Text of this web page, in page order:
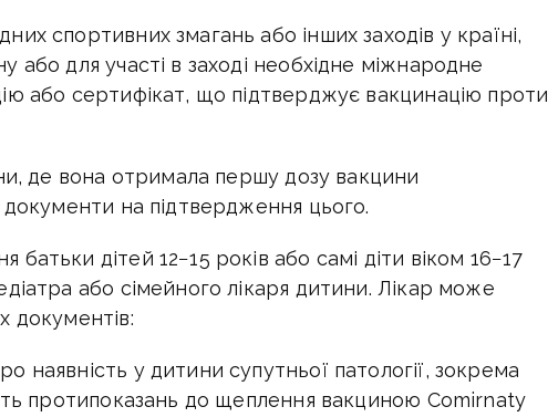
спортивних змагань або інших заходів у країні,
або для участі в заході необхідне міжнародне
або сертифікат, що підтверджує вакцинацію проти
де вона отримала першу дозу вакцини
на підтвердження цього.
дітей 12−15 років або самі діти віком 16−17
або сімейного лікаря дитини. Лікар може
документів:
наявність у дитини супутньої патології, зокрема
протипоказань до щеплення вакциною Comirnaty